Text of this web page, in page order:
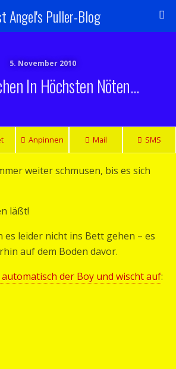
Angel's Puller-Blog
5. November 2010
In Höchsten Nöten…
Anpinnen Mail SMS
weiter schmusen, bis es sich
läßt!
es leider nicht ins Bett gehen – es
auf dem Boden davor.
der Boy und wischt auf: